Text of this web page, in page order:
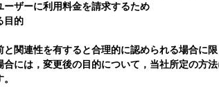
ザーに利用料金を請求するため
目的
関連性を有すると合理的に認められる場合に
には，変更後の目的について，当社所定の方